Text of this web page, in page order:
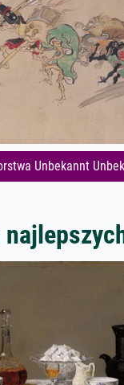
Unbekannt